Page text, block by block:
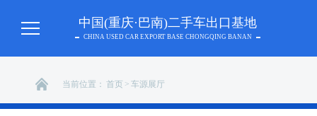
中国(重庆·巴南)二手车出口基地
CHINA USED CAR EXPORT BASE CHONGQING BANAN
当前位置： 首页 > 车源展厅